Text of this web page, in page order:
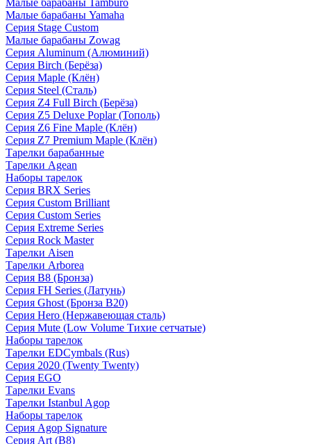
Малые барабаны Tamburo
Малые барабаны Yamaha
Серия Stage Custom
Малые барабаны Zowag
Серия Aluminum (Алюминий)
Серия Birch (Берёза)
Серия Maple (Клён)
Серия Steel (Сталь)
Серия Z4 Full Birch (Берёза)
Серия Z5 Deluxe Poplar (Тополь)
Серия Z6 Fine Maple (Клён)
Серия Z7 Premium Maple (Клён)
Тарелки барабанные
Тарелки Agean
Наборы тарелок
Серия BRX Series
Серия Custom Brilliant
Серия Custom Series
Серия Extreme Series
Серия Rock Master
Тарелки Aisen
Тарелки Arborea
Серия B8 (Бронза)
Серия FH Series (Латунь)
Серия Ghost (Бронза B20)
Серия Hero (Нержавеющая сталь)
Серия Mute (Low Volume Тихие сетчатые)
Наборы тарелок
Тарелки EDCymbals (Rus)
Серия 2020 (Twenty Twenty)
Серия EGO
Тарелки Evans
Тарелки Istanbul Agop
Наборы тарелок
Серия Agop Signature
Серия Art (B8)